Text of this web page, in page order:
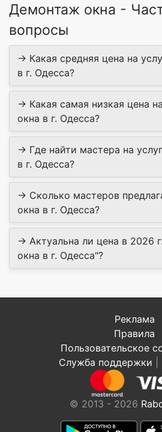
Демонтаж окна -
вопросы
→ Какая средняя цена на
в г. Одесса?
→ Какая самая низкая цена
окна в г. Одесса?
→ Где найти мастера на
в г. Одесса?
→ Сколько мастеров
окна в г. Одесса?
→ Актуальна ли цена в 2026
окна в г. Одесса"?
Реклама
Правила
Пользовательское
Служба поддержки
© 2013 - 2026